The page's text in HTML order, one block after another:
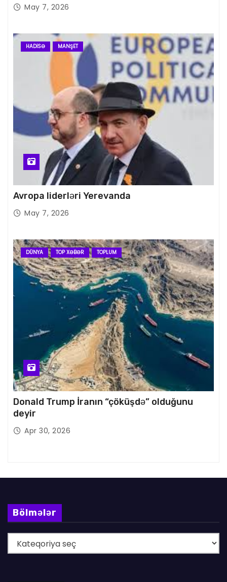
May 7, 2026
HADISƏ MANŞET
Avropa liderləri Yerevanda
May 7, 2026
DÜNYA TOP XƏBƏR TOPLUM
Donald Trump İranın “çöküşdə” olduğunu
deyir
Apr 30, 2026
Bölmələr
ö